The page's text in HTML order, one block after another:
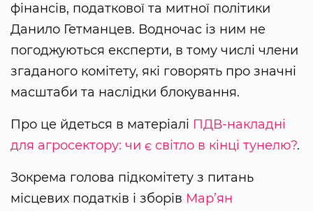
фінансів, податкової та митної політики
Данило Гетманцев. Водночас із ним не
погоджуються експерти, в тому числі члени
згаданого комітету, які говорять про значні
масштаби та наслідки блокування.
Про це йдеться в матеріалі ПДВ-накладні
для агросектору: чи є світло в кінці тунелю?.
Зокрема голова підкомітету з питань
місцевих податків і зборів Мар’ян